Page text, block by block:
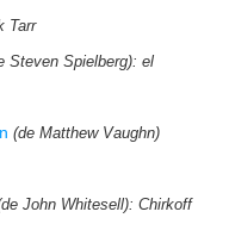
Tarr
Steven Spielberg): el
(de Matthew Vaughn)
John Whitesell): Chirkoff